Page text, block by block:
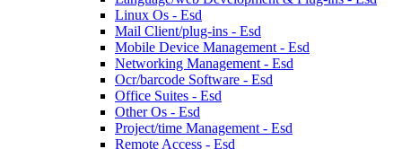
Linux Os - Esd
Mail Client/plug-ins - Esd
Mobile Device Management - Esd
Networking Management - Esd
Ocr/barcode Software - Esd
Office Suites - Esd
Other Os - Esd
Project/time Management - Esd
Remote Access - Esd